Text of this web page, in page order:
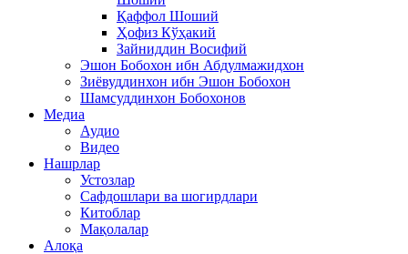
Қаффол Шоший
Ҳофиз Кўҳакий
Зайниддин Восифий
Эшон Бобохон ибн Абдулмажидхон
Зиёвуддинхон ибн Эшон Бобохон
Шамсуддинхон Бобохонов
Медиа
Аудио
Видео
Нашрлар
Устозлар
Сафдошлари ва шогирдлари
Китоблар
Мақолалар
Алоқа